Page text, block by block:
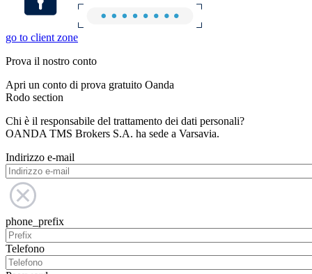
go to client zone
Prova il nostro conto
Apri un conto di prova gratuito Oanda
Rodo section
Chi è il responsabile del trattamento dei dati personali?
OANDA TMS Brokers S.A. ha sede a Varsavia.
Indirizzo e-mail
phone_prefix
Telefono